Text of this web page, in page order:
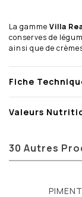
La gamme Villa
conserves de
ainsi que de
Fiche
Valeurs
30 Autres